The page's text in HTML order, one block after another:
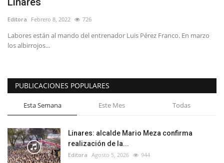
Espectáculos
Editora Febrero 8, 2022 726
Labores están al mando del entrenador Luis Pérez Franco. En marzo
los albirrojos...
PUBLICACIONES POPULARES
Esta Semana Este Mes Todas
Linares: alcalde Mario Meza confirma
realización de la...
Editora Agosto 5, 2026 944